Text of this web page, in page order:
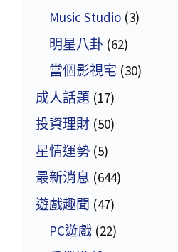
Music Studio (3)
明星八卦 (62)
當個影視宅 (30)
成人話題 (17)
投資理財 (50)
星情運勢 (5)
最新消息 (644)
遊戲趣聞 (47)
PC遊戲 (22)